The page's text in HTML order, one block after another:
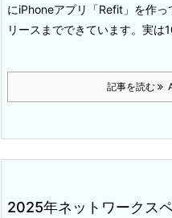
にiPhoneアプリ「Refit」を作
リースまでできています。 実は
記事を読む
2025年ネットワークス